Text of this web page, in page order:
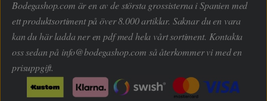
Bodegashop.com är en av de största grossisterna i Spanien med
ett produktsortiment på över 8.000 artiklar. Saknar du en vara
kan du här ladda ner en pdf med hela vårt sortiment. Kontakta
oss sedan på info@bodegashop.com så återkommer vi med en
prisuppgift.